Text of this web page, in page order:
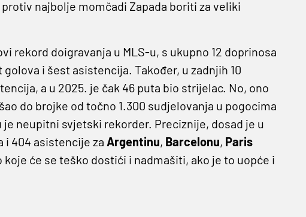
najbolje momčadi Zapada boriti za veliki
rekord doigravanja u MLS-u, s ukupno 12 doprinosa
i šest asistencija. Također, u zadnjih 10
a u 2025. je čak 46 puta bio strijelac. No, ono
do brojke od točno 1.300 sudjelovanja u pogocima
neupitni svjetski rekorder. Preciznije, dosad je u
i 404 asistencije za Argentinu, Barcelonu, Paris
će se teško dostići i nadmašiti, ako je to uopće i